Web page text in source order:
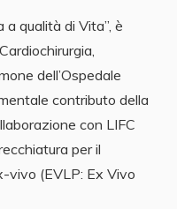
a qualità di Vita”, è
dell’Ospedale
contributo della
con LIFC
per il
vivo (EVLP: Ex Vivo